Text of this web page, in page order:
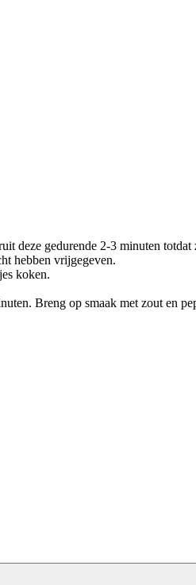
deze gedurende 2-3 minuten totdat
hebben vrijgegeven.
koken.
Breng op smaak met zout en